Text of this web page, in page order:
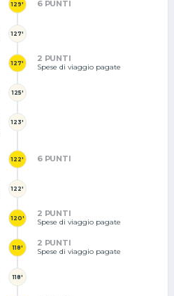
129' 6 PUNTI
127'
127' 2 PUNTI
Spese di viaggio pagate
125'
123'
122' 6 PUNTI
122'
120' 2 PUNTI
Spese di viaggio pagate
118' 2 PUNTI
Spese di viaggio pagate
118'